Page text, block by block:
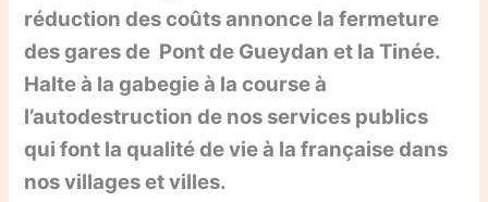
réduction des coûts annonce la fermeture
des gares de Pont de Gueydan et la Tinée.
Halte à la gabegie à la course à
l’autodestruction de nos services publics
qui font la qualité de vie à la française dans
nos villages et villes.